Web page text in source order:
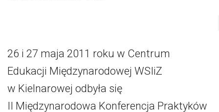
26 i 27 maja 2011 roku w Centrum
Edukacji Międzynarodowej WSIiZ
w Kielnarowej odbyła się
II Międzynarodowa Konferencja Praktyków